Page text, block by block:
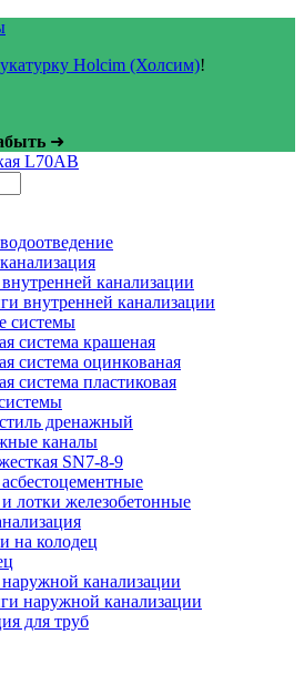
Holcim (Холсим)!
➜
канализации
внутренней канализации
системы
система крашеная
система оцинкованая
система пластиковая
дренажный
каналы
SN7-8-9
лотки железобетонные
на колодец
канализации
наружной канализации
для труб